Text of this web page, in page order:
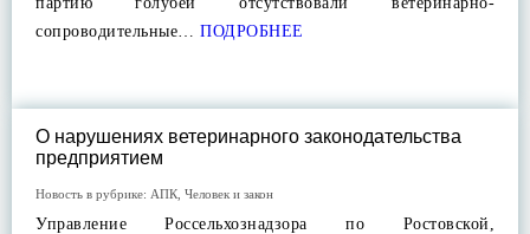
сопроводительные… ПОДРОБНЕЕ
О нарушениях ветеринарного законодательства
предприятием
Новость в рубрике: АПК Человек и закон
Управление Россельхознадзора по Ростовской,